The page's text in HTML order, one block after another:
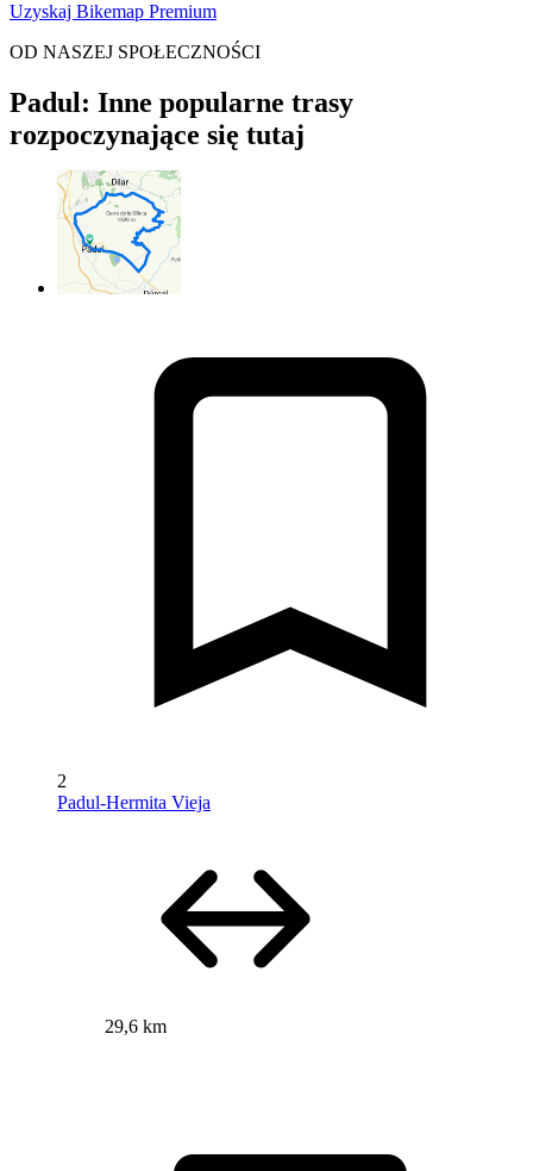
Uzyskaj Bikemap Premium
OD NASZEJ SPOŁECZNOŚCI
Padul: Inne popularne trasy
rozpoczynające się tutaj
2
Padul-Hermita Vieja
29,6 km